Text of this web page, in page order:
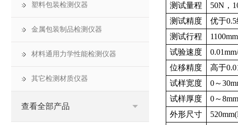
测试量程
50N，
测试精度
优于0.5
测试行程
1100mm
试验速度
位移精度
高于
试样宽度
0～
试样厚度
0～
外形尺寸
塑料包装检测仪器
金属包装制品检测仪器
材料通用力学性能检测仪器
其它检测材质仪器
查看全部产品